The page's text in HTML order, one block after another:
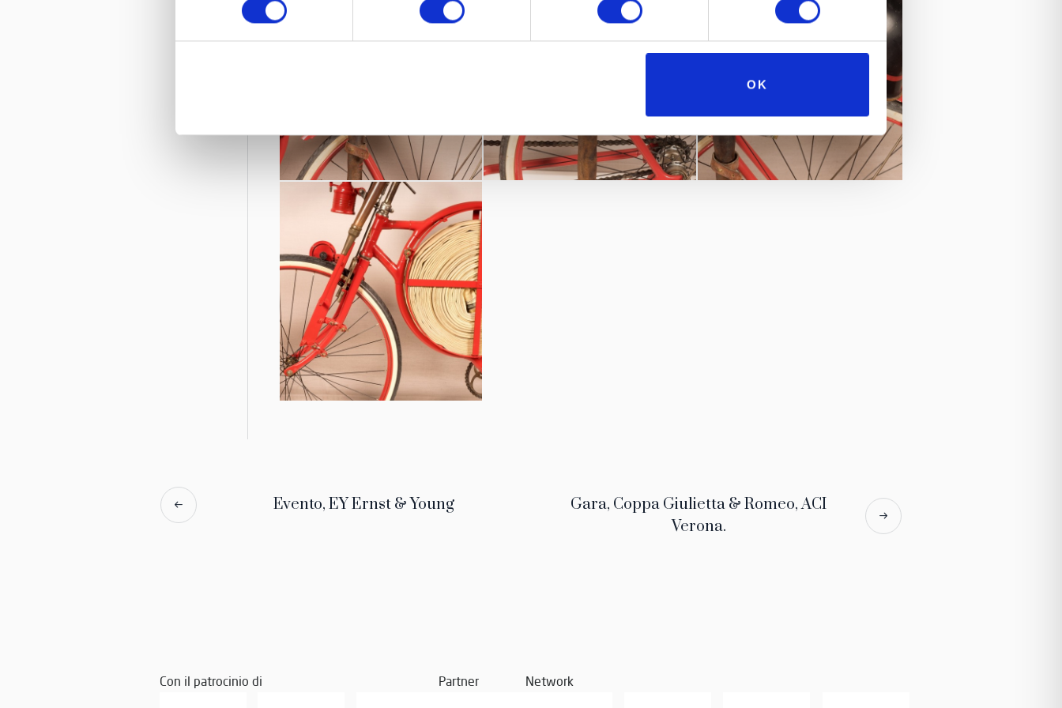
OK
Il Museo Nicolis, noto per le sue auto d’epoca, è anche Museo della Bicicletta, menzionato nel libro
“L’Italia
delle biciclette: musei, collezioni e itinerari turistici” f
irmato a quattro mani da Franco Bortuzzo e Beppe Conti,
PAD 11 – Regione del Veneto | Consorzio Lago di Garda Veneto
Veronafiere, Viale del Lavoro, Verona.
www.cosmobikeshow.com
Nota per la redazione
Tra le più emozionanti e suggestive esposizioni private nel panorama internazionale, il Museo Nicolis di Verona
narra la storia della tecnologia e del design del XX secolo.
Il riconoscimento dell’eccellenza gli deriva oggi dall’attribuzione del più ambito e prestigioso premio nel
panorama mondiale dell’auto classica indetto dagli esperti del Magazine Octane:
The Historic Motoring Awards.
La nascita del Museo si deve alla grande passione di
Il patrimonio delle collezioni è di grande spessore e rappresenta una realtà esclusiva: oltre 200 auto d’epoca,
110 biciclette, 100 motociclette, 500 macchine fotografiche, 100 strumenti musicali, 100 macchine per
ricopre il ruolo di vice presidente diMuseimpresa
Evento, EY Ernst & Young
Gara, Coppa Giulietta & Romeo, ACI
Verona.
Con il patrocinio di Partner Network